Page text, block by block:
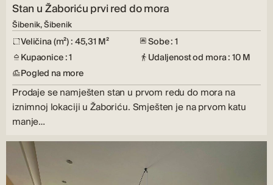
Stan u Žaboriću prvi red do mora
Šibenik, Šibenik
Veličina (m²) : 45,31 M²
Sobe : 1
Kupaonice : 1
Udaljenost od mora : 10 M
Pogled na more
Prodaje se namješten stan u prvom redu do mora na
iznimnoj lokaciji u Žaboriću. Smješten je na prvom katu
manje…